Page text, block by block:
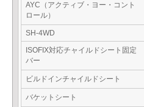
AYC（アクティブ・ヨー・コント
ロール）
SH-4WD
ISOFIX対応チャイルドシート固定
バー
ビルドインチャイルドシート
バケットシート